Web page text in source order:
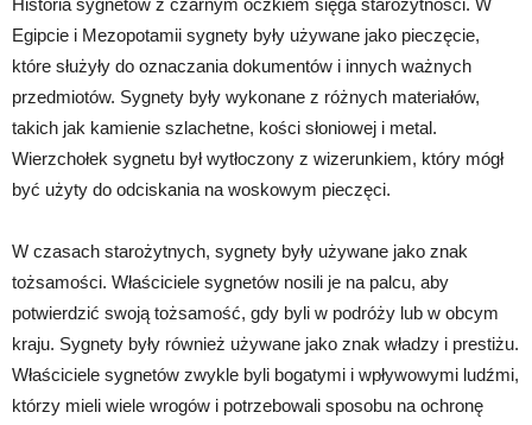
Historia sygnetów z czarnym oczkiem sięga starożytności. W
Egipcie i Mezopotamii sygnety były używane jako pieczęcie,
które służyły do oznaczania dokumentów i innych ważnych
przedmiotów. Sygnety były wykonane z różnych materiałów,
takich jak kamienie szlachetne, kości słoniowej i metal.
Wierzchołek sygnetu był wytłoczony z wizerunkiem, który mógł
być użyty do odciskania na woskowym pieczęci.
W czasach starożytnych, sygnety były używane jako znak
tożsamości. Właściciele sygnetów nosili je na palcu, aby
potwierdzić swoją tożsamość, gdy byli w podróży lub w obcym
kraju. Sygnety były również używane jako znak władzy i prestiżu.
Właściciele sygnetów zwykle byli bogatymi i wpływowymi ludźmi,
którzy mieli wiele wrogów i potrzebowali sposobu na ochronę